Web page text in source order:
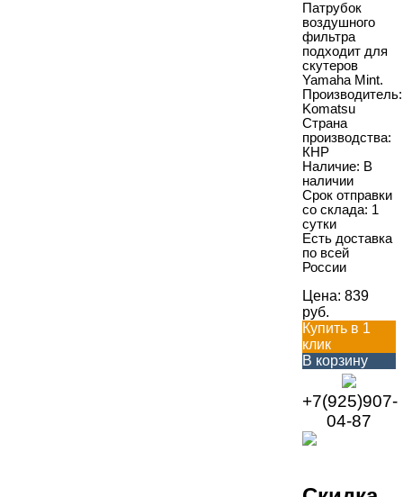
Патрубок
воздушного
фильтра
подходит для
скутеров
Yamaha Mint.
Производитель:
Komatsu
Страна
производства:
КНР
Наличие: В
наличии
Срок отправки
со склада: 1
сутки
Есть доставка
по всей
России
Цена: 839
руб.
Купить в 1
клик
В корзину
+7(925)907-
04-87